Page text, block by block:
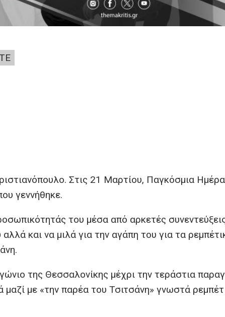
Στις 21 Μαρτίου, Παγκόσμια Ημέρα
γεννήθηκε.
του μέσα από αρκετές
και να μιλά για την αγάπη του για τα
της Θεσσαλονίκης μέχρι την τεράστια
με «την παρέα του Τσιτσάνη» γνωστά